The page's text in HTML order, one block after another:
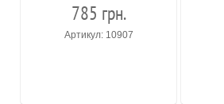
785 грн.
Артикул: 10907